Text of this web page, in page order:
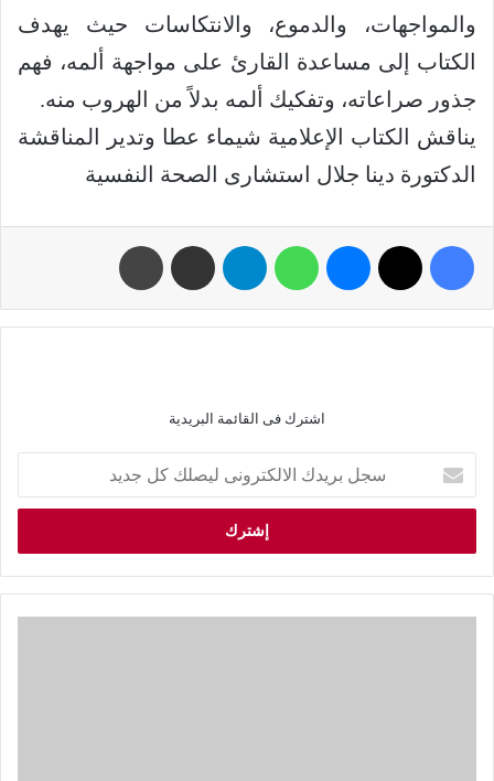
والمواجهات، والدموع، والانتكاسات حيث يهدف
الكتاب إلى مساعدة القارئ على مواجهة ألمه، فهم
جذور صراعاته، وتفكيك ألمه بدلاً من الهروب منه.
يناقش الكتاب الإعلامية شيماء عطا وتدير المناقشة
الدكتورة دينا جلال استشارى الصحة النفسية
اشترك فى القائمة البريدية